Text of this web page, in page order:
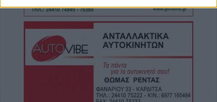
Κυψέλης
6 Αυγούστου 2026, 19:35
Χαλκίδα: Γυναίκα έπεσε από την Υψηλή
Γέφυρα και σώθηκε στα νερά του Ευβοϊκού
6 Αυγούστου 2026, 19:32
Καλαμπάκα: Πυροσβέστες απεγκλώβισαν
ηλικιωμένο μετά από πτώση στη Νέα Ζωή